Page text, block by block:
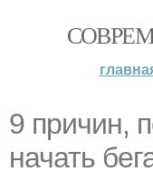
9 причин,
начать